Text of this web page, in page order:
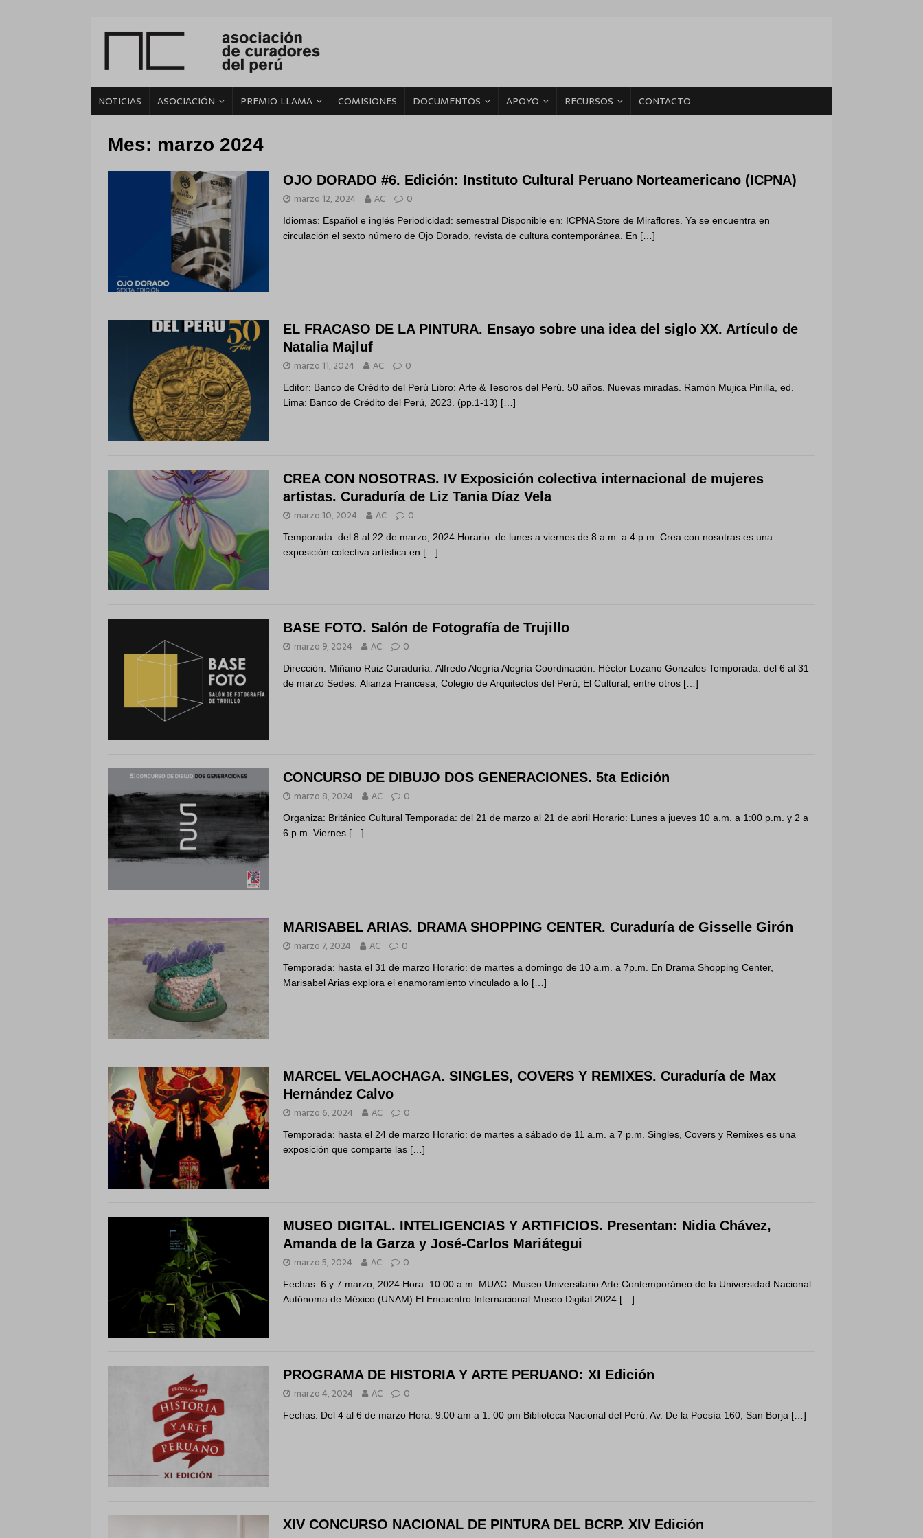
NOTICIAS ASOCIACIÓN PREMIO LLAMA COMISIONES DOCUMENTOS APOYO RECURSOS CONTACTO
Mes: marzo 2024
OJO DORADO #6. Edición: Instituto Cultural Peruano Norteamericano (ICPNA)
marzo 12, 2024 AC 0
Idiomas: Español e inglés Periodicidad: semestral Disponible en: ICPNA Store de Miraflores. Ya se encuentra en
circulación el sexto número de Ojo Dorado, revista de cultura contemporánea. En […]
EL FRACASO DE LA PINTURA. Ensayo sobre una idea del siglo XX. Artículo de
Natalia Majluf
marzo 11, 2024 AC 0
Editor: Banco de Crédito del Perú Libro: Arte & Tesoros del Perú. 50 años. Nuevas miradas. Ramón Mujica Pinilla, ed.
Lima: Banco de Crédito del Perú, 2023. (pp.1-13) […]
CREA CON NOSOTRAS. IV Exposición colectiva internacional de mujeres
artistas. Curaduría de Liz Tania Díaz Vela
marzo 10, 2024 AC 0
Temporada: del 8 al 22 de marzo, 2024 Horario: de lunes a viernes de 8 a.m. a 4 p.m. Crea con nosotras es una
exposición colectiva artística en […]
BASE FOTO. Salón de Fotografía de Trujillo
marzo 9, 2024 AC 0
Dirección: Miñano Ruiz Curaduría: Alfredo Alegría Alegría Coordinación: Héctor Lozano Gonzales Temporada: del 6 al 31
de marzo Sedes: Alianza Francesa, Colegio de Arquitectos del Perú, El Cultural, entre otros […]
CONCURSO DE DIBUJO DOS GENERACIONES. 5ta Edición
marzo 8, 2024 AC 0
Organiza: Británico Cultural Temporada: del 21 de marzo al 21 de abril Horario: Lunes a jueves 10 a.m. a 1:00 p.m. y 2 a
6 p.m. Viernes […]
MARISABEL ARIAS. DRAMA SHOPPING CENTER. Curaduría de Gisselle Girón
marzo 7, 2024 AC 0
Temporada: hasta el 31 de marzo Horario: de martes a domingo de 10 a.m. a 7p.m. En Drama Shopping Center,
Marisabel Arias explora el enamoramiento vinculado a lo […]
MARCEL VELAOCHAGA. SINGLES, COVERS Y REMIXES. Curaduría de Max
Hernández Calvo
marzo 6, 2024 AC 0
Temporada: hasta el 24 de marzo Horario: de martes a sábado de 11 a.m. a 7 p.m. Singles, Covers y Remixes es una
exposición que comparte las […]
MUSEO DIGITAL. INTELIGENCIAS Y ARTIFICIOS. Presentan: Nidia Chávez,
Amanda de la Garza y José-Carlos Mariátegui
marzo 5, 2024 AC 0
Fechas: 6 y 7 marzo, 2024 Hora: 10:00 a.m. MUAC: Museo Universitario Arte Contemporáneo de la Universidad Nacional
Autónoma de México (UNAM) El Encuentro Internacional Museo Digital 2024 […]
PROGRAMA DE HISTORIA Y ARTE PERUANO: XI Edición
marzo 4, 2024 AC 0
Fechas: Del 4 al 6 de marzo Hora: 9:00 am a 1: 00 pm Biblioteca Nacional del Perú: Av. De la Poesía 160, San Borja […]
XIV CONCURSO NACIONAL DE PINTURA DEL BCRP. XIV Edición